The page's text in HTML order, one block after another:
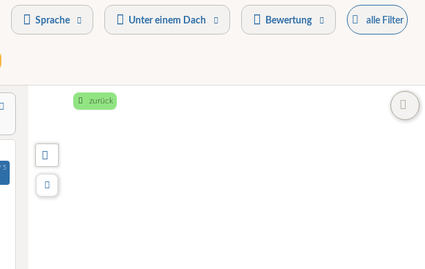
Sprache Unter einem Dach Bewertung alle Filter
zurück